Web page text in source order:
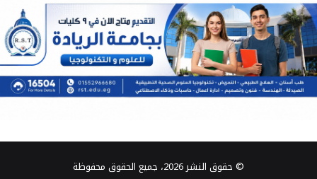
© حقوق النشر 2026، جميع الحقوق محفوظة